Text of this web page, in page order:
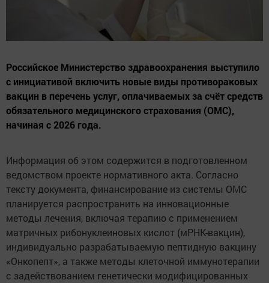
Российское Министерство здравоохранения выступило
с инициативой включить новые виды противораковых
вакцин в перечень услуг, оплачиваемых за счёт средств
обязательного медицинского страхования (ОМС),
начиная с 2026 года.
Информация об этом содержится в подготовленном
ведомством проекте нормативного акта. Согласно
тексту документа, финансирование из системы ОМС
планируется распространить на инновационные
методы лечения, включая терапию с применением
матричных рибонуклеиновых кислот (мРНК-вакцин),
индивидуально разрабатываемую пептидную вакцину
«Онкопепт», а также методы клеточной иммунотерапии
с задействованием генетически модифицированных